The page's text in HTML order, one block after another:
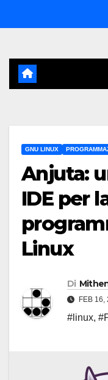
al
GNU LINUX
Anjuta:
IDE per
Linux
Di
FEB 16,
#linux,